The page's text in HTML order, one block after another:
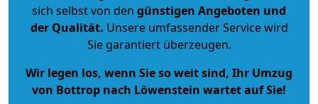
sich selbst von den günstigen Angeboten und
der Qualität. Unsere umfassender Service wird
Sie garantiert überzeugen.
Wir legen los, wenn Sie so weit sind, Ihr Umzug
von Bottrop nach Löwenstein wartet auf Sie!